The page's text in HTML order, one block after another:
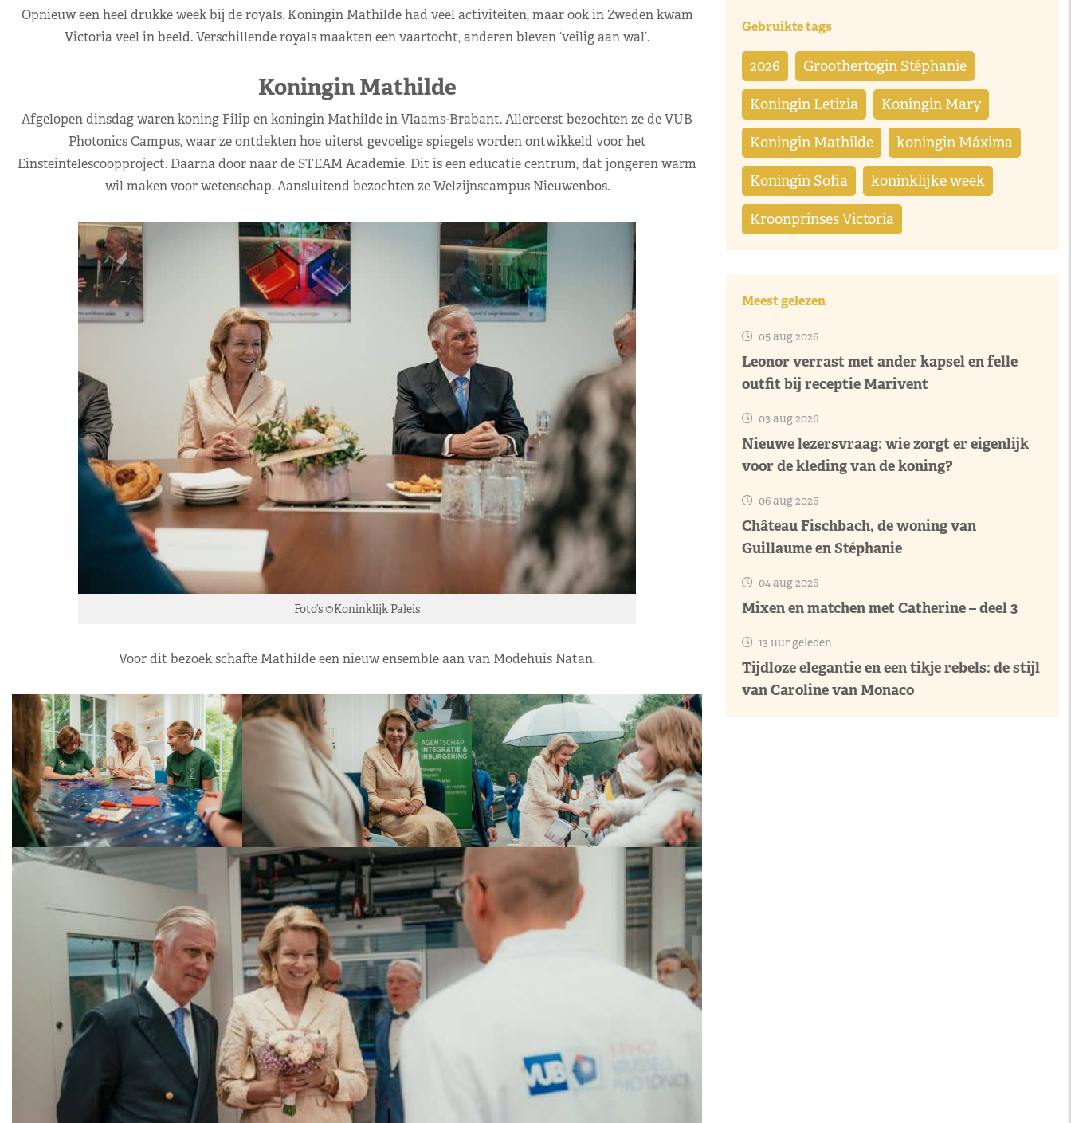
Opnieuw een heel drukke week bij de royals. Koningin Mathilde had veel activiteiten, maar ook in Zweden kwam
Victoria veel in beeld. Verschillende royals maakten een vaartocht, anderen bleven ‘veilig aan wal’.
Koningin Mathilde
Afgelopen dinsdag waren koning Filip en koningin Mathilde in Vlaams-Brabant. Allereerst bezochten ze de VUB
Photonics Campus, waar ze ontdekten hoe uiterst gevoelige spiegels worden ontwikkeld voor het
Einsteintelescoopproject. Daarna door naar de STEAM Academie. Dit is een educatie centrum, dat jongeren warm
wil maken voor wetenschap. Aansluitend bezochten ze Welzijnscampus Nieuwenbos.
Foto’s ©Koninklijk Paleis
Voor dit bezoek schafte Mathilde een nieuw ensemble aan van Modehuis Natan.
Gebruikte tags
2026 Groothertogin Stéphanie
Koningin Letizia Koningin Mary
Koningin Mathilde koningin Máxima
Koningin Sofia koninklijke week
Kroonprinses Victoria
Meest gelezen
05 aug 2026
Leonor verrast met ander kapsel en felle
outfit bij receptie Marivent
03 aug 2026
Nieuwe lezersvraag: wie zorgt er eigenlijk
voor de kleding van de koning?
06 aug 2026
Château Fischbach, de woning van
Guillaume en Stéphanie
04 aug 2026
Mixen en matchen met Catherine – deel 3
13 uur geleden
Tijdloze elegantie en een tikje rebels: de stijl
van Caroline van Monaco